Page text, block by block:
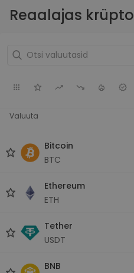
Reaalajas
Valuuta
Bitcoin
BTC
Ethereum
ETH
Tether
USDT
BNB